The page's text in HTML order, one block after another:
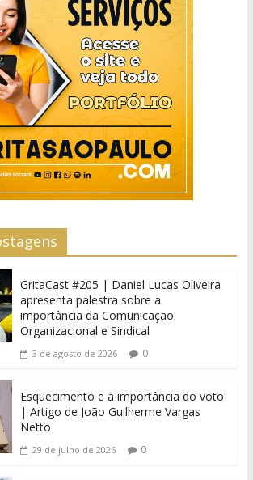
GritaCast #205 | Daniel Lucas Oliveira
apresenta palestra sobre a
importância da Comunicação
Organizacional e Sindical
3 de agosto de 2026 0
Esquecimento e a importância do voto
| Artigo de João Guilherme Vargas
Netto
29 de julho de 2026 0